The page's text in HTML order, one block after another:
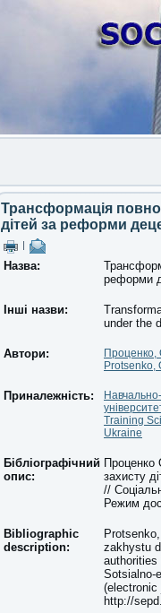
Трансформація
дітей за реформи
Назва:
реформи
Інші назви:
under the
Автори:
Проценко,
Protsenko,
Приналежність:
Training
Ukraine
Бібліографічний
опис:
Проценко
захисту
//
Режим
Bibliographic
description:
zakhystu
authorities
Sotsialno-
(electronic
http://